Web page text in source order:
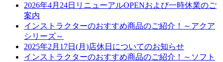
2026年4月24日リニューアルOPENおよび一時休業のご
案内
インストラクターのおすすめ商品のご紹介！～アクア
シリーズ～
2025年2月17日(月)店休日についてのお知らせ
インストラクターのおすすめ商品のご紹介！～ソフト